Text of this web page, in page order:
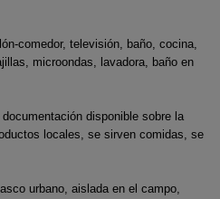
comedor, televisión, baño, cocina,
microondas, lavadora, baño en
disponible sobre la
locales, se sirven comidas, se
urbano, aislada en el campo,